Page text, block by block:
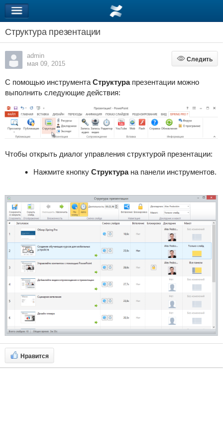
Структура презентации
admin
мая 09, 2015
Следить
Следить
С помощью инструмента Структурапрезентацииможно
выполнить следующие действия:
Чтобы открыть диалог управления структурой презентации:
Нажмите кнопку Структура на панели инструментов.
Нравится